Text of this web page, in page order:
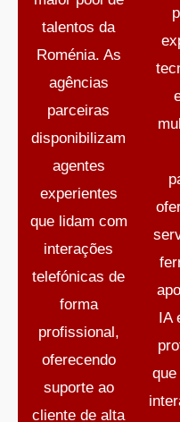
talentos da
Roménia. As
agências
parceiras
disponibilizam
agentes
experientes
que lidam com
interações
telefónicas de
forma
profissional,
oferecendo
suporte ao
cliente de alta
IA